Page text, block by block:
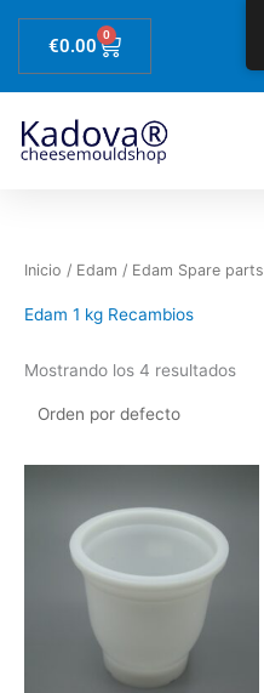
contenido
€0.00 0
Carrito
Inicio / Edam / Edam Spare parts
Edam 1 kg Recambios
Mostrando los 4 resultados